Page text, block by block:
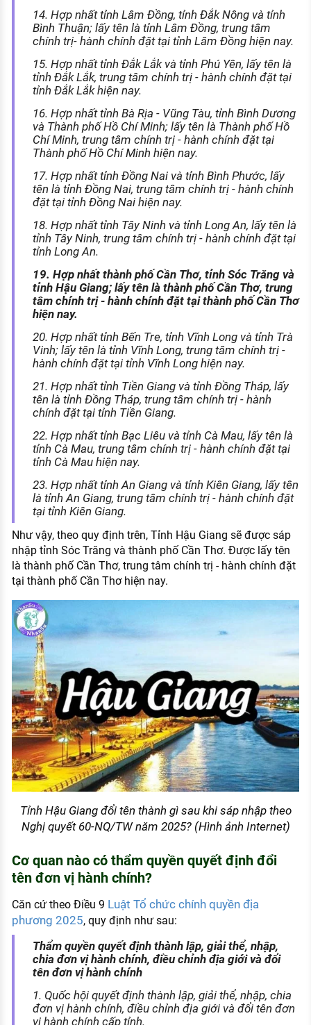
14. Hợp nhất tỉnh Lâm Đồng, tỉnh Đắk Nông và tỉnh
Bình Thuận; lấy tên là tỉnh Lâm Đồng, trung tâm
chính trị- hành chính đặt tại tỉnh Lâm Đồng hiện nay.
15. Hợp nhất tỉnh Đắk Lắk và tỉnh Phú Yên, lấy tên là
tỉnh Đắk Lắk, trung tâm chính trị - hành chính đặt tại
tỉnh Đắk Lắk hiện nay.
16. Hợp nhất tỉnh Bà Rịa - Vũng Tàu, tỉnh Bình Dương
và Thành phố Hồ Chí Minh; lấy tên là Thành phố Hồ
Chí Minh, trung tâm chính trị - hành chính đặt tại
Thành phố Hồ Chí Minh hiện nay.
17. Hợp nhất tỉnh Đồng Nai và tỉnh Bình Phước, lấy
tên là tỉnh Đồng Nai, trung tâm chính trị - hành chính
đặt tại tỉnh Đồng Nai hiện nay.
18. Hợp nhất tỉnh Tây Ninh và tỉnh Long An, lấy tên là
tỉnh Tây Ninh, trung tâm chính trị - hành chính đặt tại
tỉnh Long An.
19. Hợp nhất thành phố Cần Thơ, tỉnh Sóc Trăng và
tỉnh Hậu Giang; lấy tên là thành phố Cần Thơ, trung
tâm chính trị - hành chính đặt tại thành phố Cần Thơ
hiện nay.
20. Hợp nhất tỉnh Bến Tre, tỉnh Vĩnh Long và tỉnh Trà
Vinh; lấy tên là tỉnh Vĩnh Long, trung tâm chính trị -
hành chính đặt tại tỉnh Vĩnh Long hiện nay.
21. Hợp nhất tỉnh Tiền Giang và tỉnh Đồng Tháp, lấy
tên là tỉnh Đồng Tháp, trung tâm chính trị - hành
chính đặt tại tỉnh Tiền Giang.
22. Hợp nhất tỉnh Bạc Liêu và tỉnh Cà Mau, lấy tên là
tỉnh Cà Mau, trung tâm chính trị - hành chính đặt tại
tỉnh Cà Mau hiện nay.
23. Hợp nhất tỉnh An Giang và tỉnh Kiên Giang, lấy tên
là tỉnh An Giang, trung tâm chính trị - hành chính đặt
tại tỉnh Kiên Giang.
Như vậy, theo quy định trên, Tỉnh Hậu Giang sẽ được sáp
nhập tỉnh Sóc Trăng và thành phố Cần Thơ. Được lấy tên
là thành phố Cần Thơ, trung tâm chính trị - hành chính đặt
tại thành phố Cần Thơ hiện nay.
Tỉnh Hậu Giang đổi tên thành gì sau khi sáp nhập theo
Nghị quyết 60-NQ/TW năm 2025? (Hình ảnh Internet)
Cơ quan nào có thẩm quyền quyết định đổi
tên đơn vị hành chính?
Căn cứ theo Điều 9 Luật Tổ chức chính quyền địa
phương 2025, quy định như sau:
Thẩm quyền quyết định thành lập, giải thể, nhập,
chia đơn vị hành chính, điều chỉnh địa giới và đổi
tên đơn vị hành chính
1. Quốc hội quyết định thành lập, giải thể, nhập, chia
đơn vị hành chính, điều chỉnh địa giới và đổi tên đơn
vị hành chính cấp tỉnh.